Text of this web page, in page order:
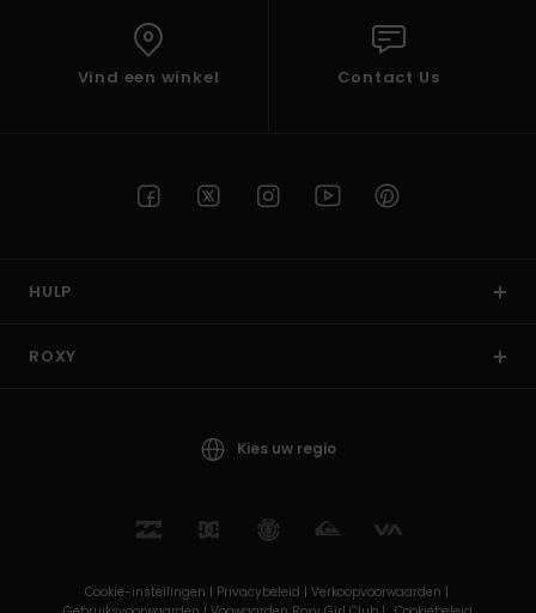
Vind een winkel Contact Us
HULP
ROXY
Kies uw regio
Cookie-instellingen | Privacybeleid | Verkoopvoorwaarden |